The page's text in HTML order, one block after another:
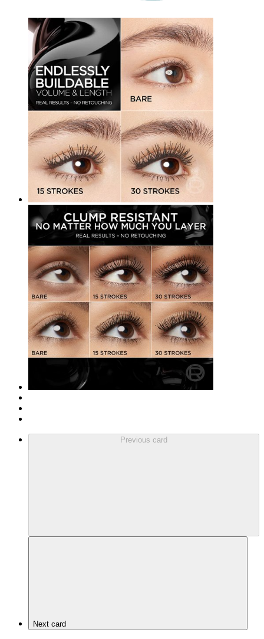
Previous card
Next card